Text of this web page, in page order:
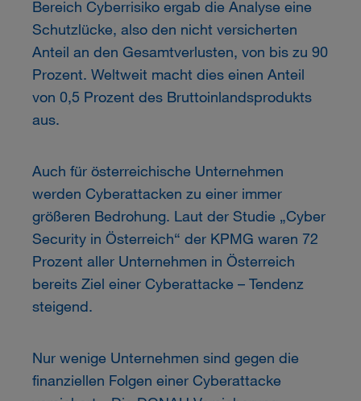
Bereich Cyberrisiko ergab die Analyse eine
Schutzlücke, also den nicht versicherten
Anteil an den Gesamtverlusten, von bis zu 90
Prozent. Weltweit macht dies einen Anteil
von 0,5 Prozent des Bruttoinlandsprodukts
aus.
Auch für österreichische Unternehmen
werden Cyberattacken zu einer immer
größeren Bedrohung. Laut der Studie „Cyber
Security in Österreich“ der KPMG waren 72
Prozent aller Unternehmen in Österreich
bereits Ziel einer Cyberattacke – Tendenz
steigend.
Nur wenige Unternehmen sind gegen die
finanziellen Folgen einer Cyberattacke